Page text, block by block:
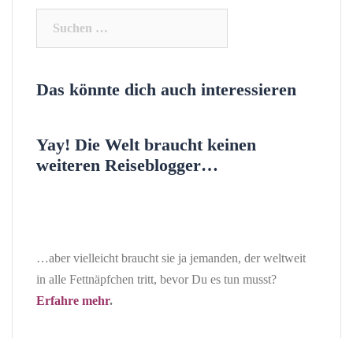
Das könnte dich auch interessieren
Yay! Die Welt braucht keinen
weiteren Reiseblogger…
…aber vielleicht braucht sie ja jemanden, der weltweit
in alle Fettnäpfchen tritt, bevor Du es tun musst?
Erfahre mehr.